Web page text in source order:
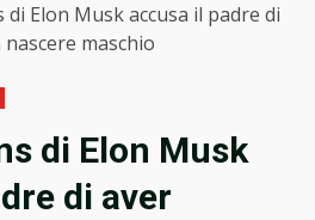
di Elon Musk accusa il padre di
maschio
di Elon Musk
di aver